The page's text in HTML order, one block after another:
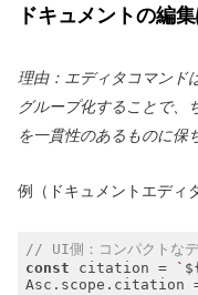
ドキュメントの編
理由：エディタコマンド
グループ化することで、
を一貫性のあるものに保
例（ドキュメントエディ
// UI側：コンパクトなデ
const citation = `